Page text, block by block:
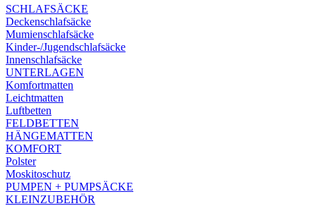
SCHLAFSÄCKE
Deckenschlafsäcke
Mumienschlafsäcke
Kinder-/Jugendschlafsäcke
Innenschlafsäcke
UNTERLAGEN
Komfortmatten
Leichtmatten
Luftbetten
FELDBETTEN
HÄNGEMATTEN
KOMFORT
Polster
Moskitoschutz
PUMPEN + PUMPSÄCKE
KLEINZUBEHÖR